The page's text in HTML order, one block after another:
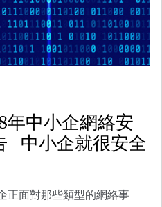
年中小企網絡安
- 中小企就很安全
正面對那些類型的網絡事